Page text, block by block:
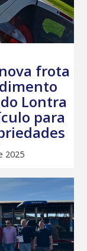
frota
Lontra
para
2025